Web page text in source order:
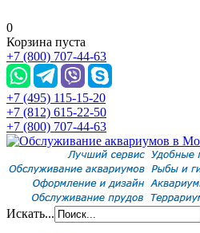
0
Корзина пуста
+7 (800) 707-44-63
+7 (495) 115-15-20
+7 (812) 615-22-50
+7 (800) 707-44-63
Искать...